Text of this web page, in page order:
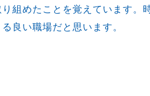
組めたことを覚えています。
良い職場だと思います。